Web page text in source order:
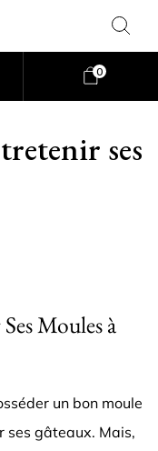
0
ses
Moules à
un bon moule
ses gâteaux. Mais,